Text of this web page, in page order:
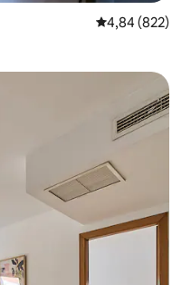
4,84 av 5 i
4,84 (822)